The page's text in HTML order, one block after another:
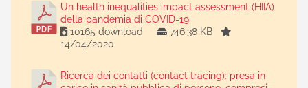
Un health inequalities impact assessment (HIIA)
della pandemia di COVID-19
10165 download
746.38 KB
14/04/2020
Ricerca dei contatti (contact tracing): presa in